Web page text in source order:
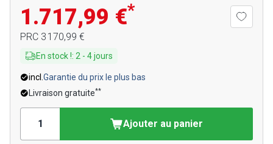
1.717,99 €*
PRC 3 170,99 €
En stock !: 2 - 4jours
incl. Garantie du prix le plus bas
Livraison gratuite**
Ajouter au panier